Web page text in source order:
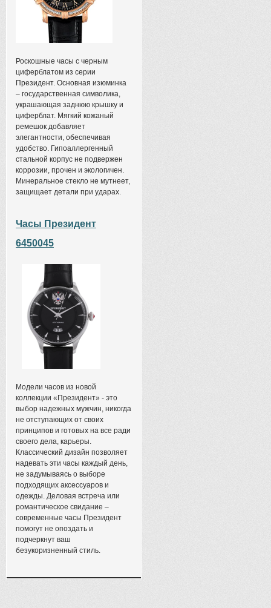
Роскошные часы с черным
циферблатом из серии
Президент. Основная изюминка
– государственная символика,
украшающая заднюю крышку и
циферблат. Мягкий кожаный
ремешок добавляет
элегантности, обеспечивая
удобство. Гипоаллергенный
стальной корпус не подвержен
коррозии, прочен и экологичен.
Минеральное стекло не мутнеет,
защищает детали при ударах.
Часы Президент
6450045
Модели часов из новой
коллекции «Президент» - это
выбор надежных мужчин, никогда
не отступающих от своих
принципов и готовых на все ради
своего дела, карьеры.
Классический дизайн позволяет
надевать эти часы каждый день,
не задумываясь о выборе
подходящих аксессуаров и
одежды. Деловая встреча или
романтическое свидание –
современные часы Президент
помогут не опоздать и
подчеркнут ваш
безукоризненный стиль.